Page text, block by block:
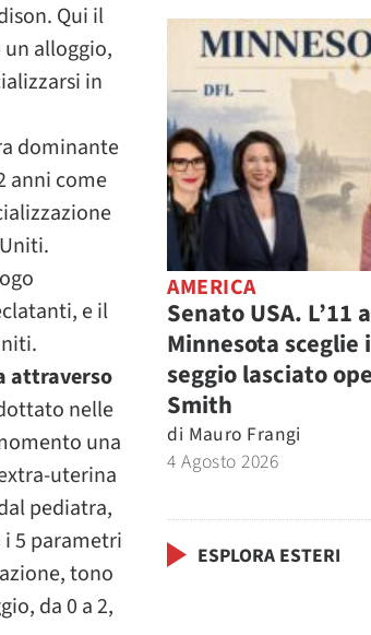
Qui il
alloggio,
in
dominante
anni come
e il
attraverso
nelle
una
uterina
pediatra,
5 parametri
tono
da 0 a 2,
AMERICA
Senato USA. L’11
Minnesota
seggio lasciato
Smith
di Mauro Frangi
4 Agosto 2026
ESPLORA ESTERI